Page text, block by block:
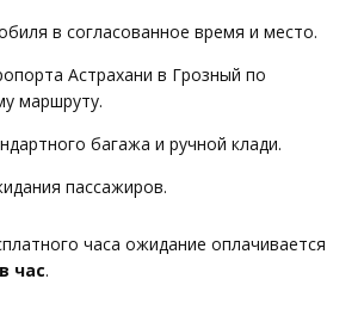
в согласованное время и место.
Астрахани в Грозный по
маршруту.
багажа и ручной клади.
пассажиров.
часа ожидание оплачивается
час.